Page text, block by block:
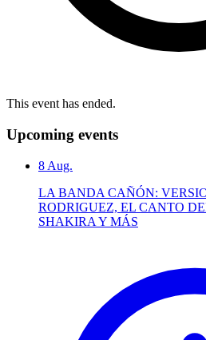
This event has ended.
Upcoming events
8 Aug.
LA BANDA CAÑÓN:
RODRIGUEZ, EL CANTO
SHAKIRA Y MÁS